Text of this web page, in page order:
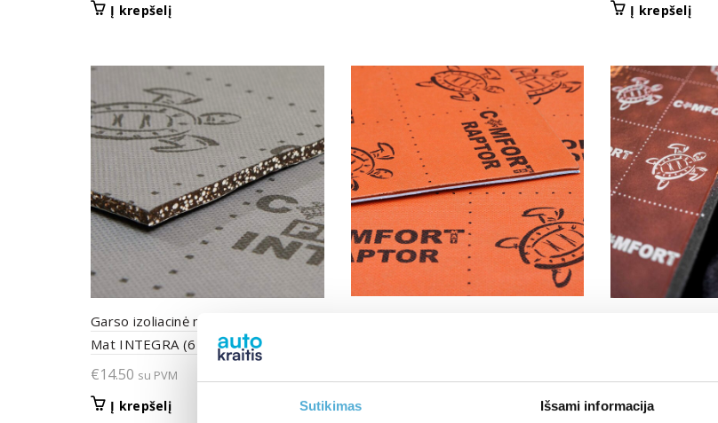
Sutikimas Išsami informacija
Į krepšelį Į krepšelį
Garso izoliacinė medžiaga Comfort
Mat INTEGRA (6 mm)
€14.50 su PVM
Į krepšelį Į krepšelį